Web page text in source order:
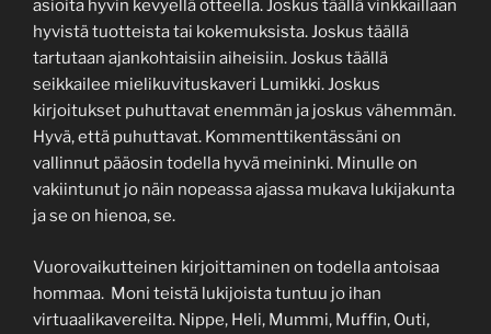
asioita hyvin kevyellä otteella. Joskus täällä vinkkaillaan
hyvistä tuotteista tai kokemuksista. Joskus täällä
tartutaan ajankohtaisiin aiheisiin. Joskus täällä
seikkailee mielikuvituskaveri Lumikki. Joskus
kirjoitukset puhuttavat enemmän ja joskus vähemmän.
Hyvä, että puhuttavat. Kommenttikentässäni on
vallinnut pääosin todella hyvä meininki. Minulle on
vakiintunut jo näin nopeassa ajassa mukava lukijakunta
ja se on hienoa, se.
Vuorovaikutteinen kirjoittaminen on todella antoisaa
hommaa. Moni teistä lukijoista tuntuu jo ihan
virtuaalikavereilta. Nippe, Heli, Mummi, Muffin, Outi,